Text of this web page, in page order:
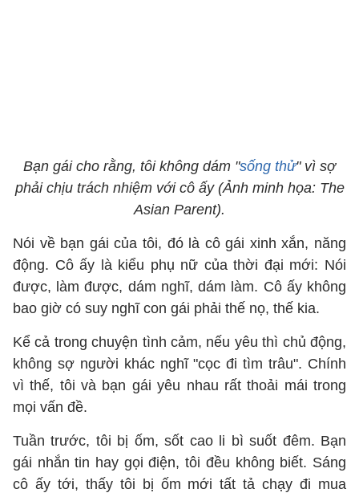
Bạn gái cho rằng, tôi không dám "sống thử" vì sợ
phải chịu trách nhiệm với cô ấy (Ảnh minh họa: The
Asian Parent).
Nói về bạn gái của tôi, đó là cô gái xinh xắn, năng
động. Cô ấy là kiểu phụ nữ của thời đại mới: Nói
được, làm được, dám nghĩ, dám làm. Cô ấy không
bao giờ có suy nghĩ con gái phải thế nọ, thế kia.
Kể cả trong chuyện tình cảm, nếu yêu thì chủ động,
không sợ người khác nghĩ "cọc đi tìm trâu". Chính
vì thế, tôi và bạn gái yêu nhau rất thoải mái trong
mọi vấn đề.
Tuần trước, tôi bị ốm, sốt cao li bì suốt đêm. Bạn
gái nhắn tin hay gọi điện, tôi đều không biết. Sáng
cô ấy tới, thấy tôi bị ốm mới tất tả chạy đi mua